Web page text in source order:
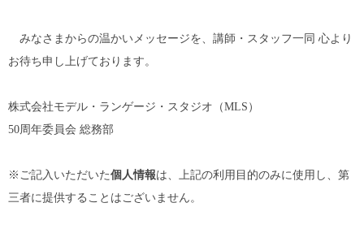
みなさまからの温かいメッセージを、講師・スタッフ一同 心より
お待ち申し上げております。
株式会社モデル・ランゲージ・スタジオ（MLS）
50周年委員会 総務部
※ご記入いただいた個人情報は、上記の利用目的のみに使用し、第
三者に提供することはございません。